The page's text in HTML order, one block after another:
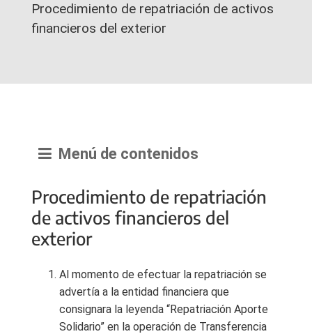
Procedimiento de repatriación de activos
financieros del exterior
Menú de contenidos
Procedimiento de repatriación
de activos financieros del
exterior
Al momento de efectuar la repatriación se
advertía a la entidad financiera que
consignara la leyenda “Repatriación Aporte
Solidario” en la operación de Transferencia